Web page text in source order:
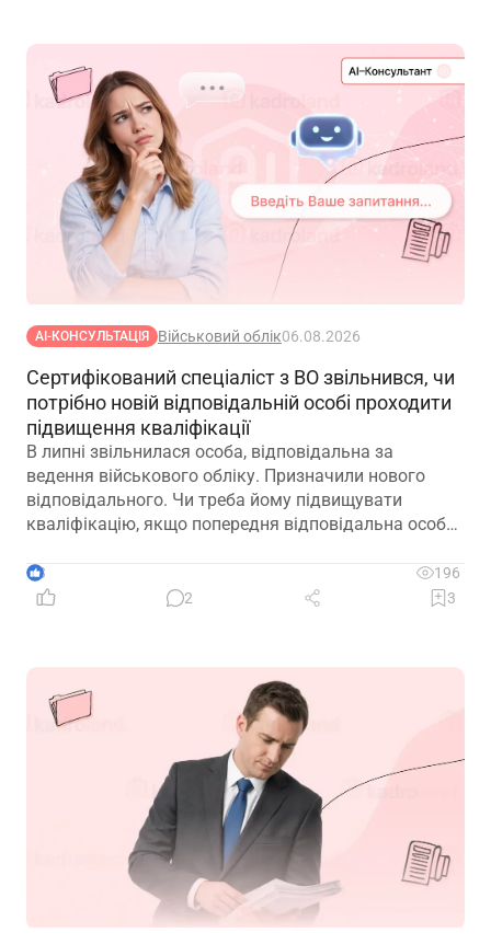
АІ-КОНСУЛЬТАЦІЯ Військовий облік06.08.2026
Сертифікований спеціаліст з ВО звільнився, чи
потрібно новій відповідальній особі проходити
підвищення кваліфікації
В липні звільнилася особа, відповідальна за
ведення військового обліку. Призначили нового
відповідального. Чи треба йому підвищувати
кваліфікацію, якщо попередня відповідальна особа
3
196
2
3